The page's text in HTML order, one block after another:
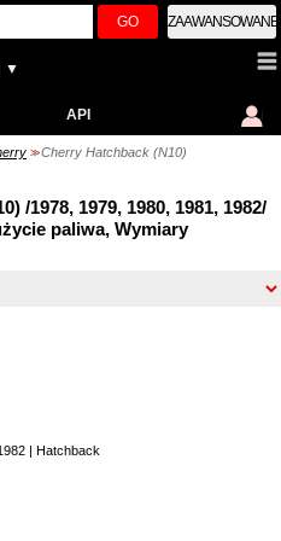
GO ZAAWANSOWANE
▼
API
>> Cherry Hatchback (N10)
/1978, 1979, 1980, 1981, 1982/
paliwa, Wymiary
| Hatchback